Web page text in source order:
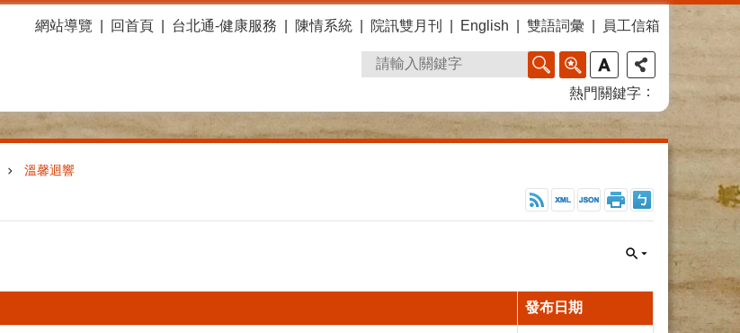
網站導覽
回首頁 台北通-健康服務 陳情系統 院訊雙月刊 English 雙語詞彙 員工信箱
熱門關鍵字
溫馨迴響
發布日期